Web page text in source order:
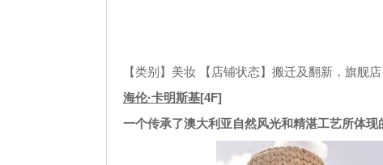
【类别】美妆 【店铺状态】搬迁及翻新，旗舰
海伦·卡明斯基[4F]
一个传承了澳大利亚自然风光和精湛工艺所体现